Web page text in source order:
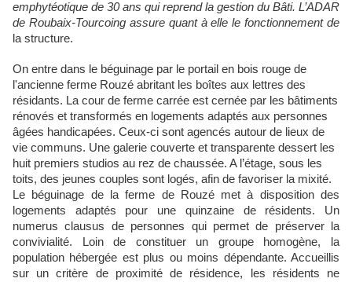
emphytéotique de 30 ans qui reprend la gestion du Bâti. L’ADAR
de Roubaix-Tourcoing assure quant à elle le fonctionnement de
la structure.
On entre dans le béguinage par le portail en bois rouge de
l'ancienne ferme Rouzé abritant les boîtes aux lettres des
résidants. La cour de ferme carrée est cernée par les bâtiments
rénovés et transformés en logements adaptés aux personnes
âgées handicapées. Ceux-ci sont agencés autour de lieux de
vie communs. Une galerie couverte et transparente dessert les
huit premiers studios au rez de chaussée. A l’étage, sous les
toits, des jeunes couples sont logés, afin de favoriser la mixité.
Le béguinage de la ferme de Rouzé met à disposition des
logements adaptés pour une quinzaine de résidents. Un
numerus clausus de personnes qui permet de préserver la
convivialité. Loin de constituer un groupe homogène, la
population hébergée est plus ou moins dépendante. Accueillis
sur un critère de proximité de résidence, les résidents ne